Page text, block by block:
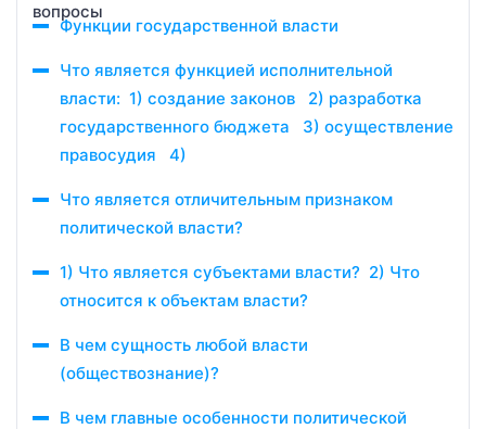
Функции государственной власти
Что является функцией исполнительной
власти: 1) создание законов 2) разработка
государственного бюджета 3) осуществление
правосудия 4)
Что является отличительным признаком
политической власти?
1) Что является субъектами власти? 2) Что
относится к объектам власти?
В чем сущность любой власти
(обществознание)?
В чем главные особенности политической